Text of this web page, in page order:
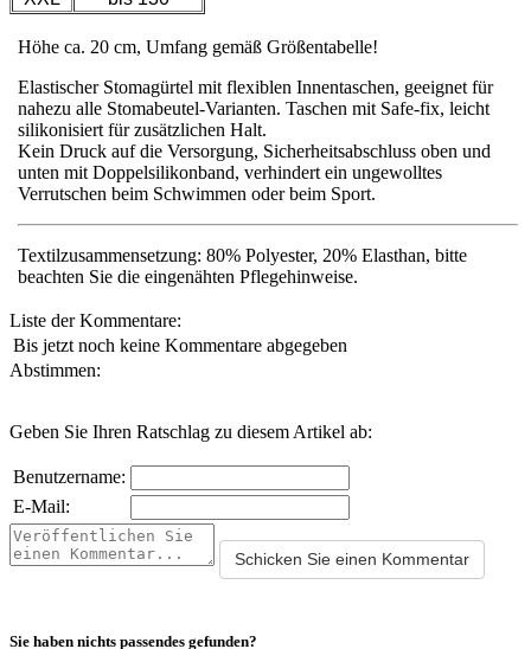
Höhe ca. 20 cm, Umfang gemäß Größentabelle!
Elastischer Stomagürtel mit flexiblen Innentaschen, geeignet für
nahezu alle Stomabeutel-Varianten. Taschen mit Safe-fix, leicht
silikonisiert für zusätzlichen Halt.
Kein Druck auf die Versorgung, Sicherheitsabschluss oben und
unten mit Doppelsilikonband, verhindert ein ungewolltes
Verrutschen beim Schwimmen oder beim Sport.
Textilzusammensetzung: 80% Polyester, 20% Elasthan, bitte
beachten Sie die eingenähten Pflegehinweise.
Liste der Kommentare:
Bis jetzt noch keine Kommentare abgegeben
Abstimmen:
Geben Sie Ihren Ratschlag zu diesem Artikel ab:
Benutzername:
E-Mail:
Sie haben nichts passendes gefunden?